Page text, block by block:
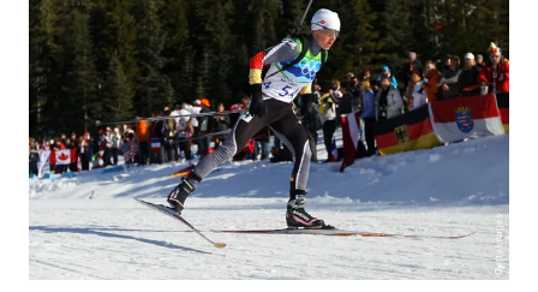
Getty Images